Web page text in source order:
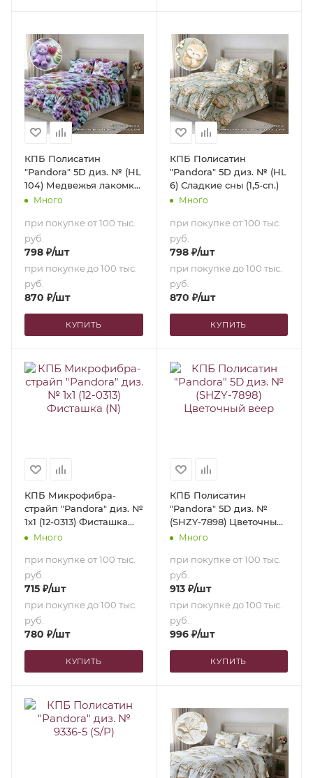
КПБ Полисатин
"Pandora" 5D диз. № (HL
104) Медвежья лакомка
(1,5-сп.)
Много
при покупке от 100 тыс.
руб.
798 ₽/шт
при покупке до 100 тыс.
руб.
870 ₽/шт
КУПИТЬ
КПБ Полисатин
"Pandora" 5D диз. № (HL
6) Сладкие сны (1,5-сп.)
Много
при покупке от 100 тыс.
руб.
798₽/шт
при покупке до 100 тыс.
руб.
870 ₽/шт
КУПИТЬ
КПБ Микрофибра-
страйп "Pandora" диз. №
1х1 (12-0313) Фисташка
(N) (1,5-сп.)
Много
при покупке от 100 тыс.
руб.
715 ₽/шт
при покупке до 100 тыс.
руб.
780 ₽/шт
КУПИТЬ
КПБ Полисатин
"Pandora" 5D диз. №
(SHZY-7898) Цветочный
веер (2,0-сп. с
Много
при покупке от 100 тыс.
руб.
913₽/шт
при покупке до 100 тыс.
руб.
996₽/шт
КУПИТЬ